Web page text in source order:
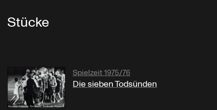
Stücke
Spielzeit 1975/76
Die sieben Todsünden